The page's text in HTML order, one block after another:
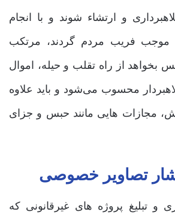
و ارتشاء شوند و با انجام
موجب فریب مردم گردند، مرتکب
بخواهد از راه تقلب و حیله، اموال
محسوب می‌شود و باید علاوه
مجازات ‌هایی مانند حبس و جزای
تصاویر خصوصی
و تبلیغ پروژه ‌های غیرقانونی که